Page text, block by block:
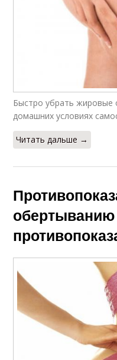
Быстро убрать жировые
домашних условиях
Читать дальше →